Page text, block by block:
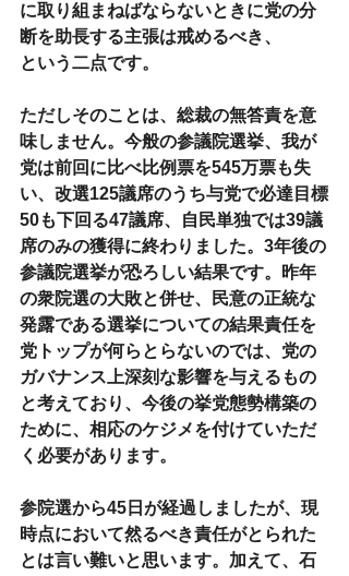
に取り組まねばならないときに党の分
断を助長する主張は戒めるべき、
という二点です。
ただしそのことは、総裁の無答責を意
味しません。今般の参議院選挙、我が
党は前回に比べ比例票を545万票も失
い、改選125議席のうち与党で必達目標
50も下回る47議席、自民単独では39議
席のみの獲得に終わりました。3年後の
参議院選挙が恐ろしい結果です。昨年
の衆院選の大敗と併せ、民意の正統な
発露である選挙についての結果責任を
党トップが何らとらないのでは、党の
ガバナンス上深刻な影響を与えるもの
と考えており、今後の挙党態勢構築の
ために、相応のケジメを付けていただ
く必要があります。
参院選から45日が経過しましたが、現
時点において然るべき責任がとられた
とは言い難いと思います。加えて、石